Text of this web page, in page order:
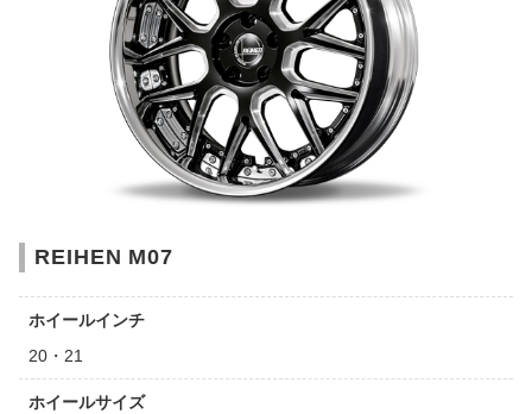
REIHEN M07
ホイールインチ
20・21
ホイールサイズ